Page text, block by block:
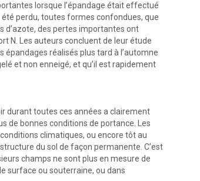
lorsque l’épandage était effectué
été perdu, toutes formes confondues, que
d’azote, des pertes importantes ont
N. Les auteurs concluent de leur étude
réalisés plus tard à l’automne
et non enneigé, et qu’il est rapidement
durant toutes ces années a clairement
de bonnes conditions de portance. Les
climatiques, ou encore tôt au
du sol de façon permanente. C’est
champs ne sont plus en mesure de
surface ou souterraine, ou dans